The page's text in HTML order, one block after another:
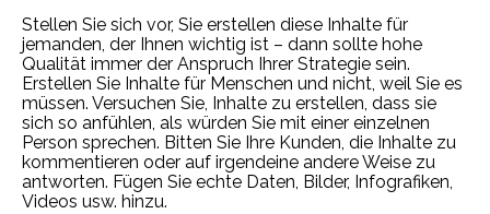
Stellen Sie sich vor, Sie erstellen diese Inhalte für
jemanden, der Ihnen wichtig ist – dann sollte hohe
Qualität immer der Anspruch Ihrer Strategie sein.
Erstellen Sie Inhalte für Menschen und nicht, weil Sie es
müssen. Versuchen Sie, Inhalte zu erstellen, dass sie
sich so anfühlen, als würden Sie mit einer einzelnen
Person sprechen. Bitten Sie Ihre Kunden, die Inhalte zu
kommentieren oder auf irgendeine andere Weise zu
antworten. Fügen Sie echte Daten, Bilder, Infografiken,
Videos usw. hinzu.